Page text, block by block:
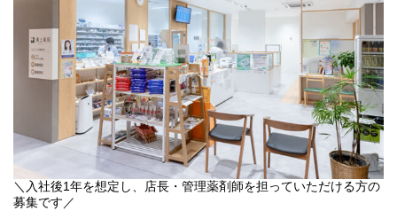
＼入社後1年を想定し、店長・管理薬剤師を担っていただける方の
募集です／